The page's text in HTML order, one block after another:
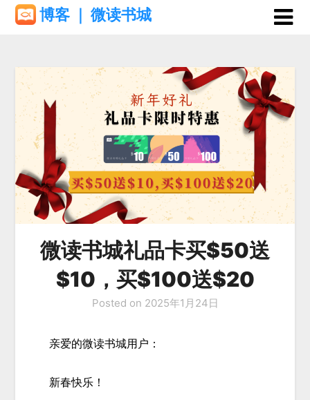
Skip
博客 ｜ 微读书城
微读书城礼品卡买$50送
$10，买$100送$20
Posted on 2025年1月24日
亲爱的微读书城用户：
新春快乐！